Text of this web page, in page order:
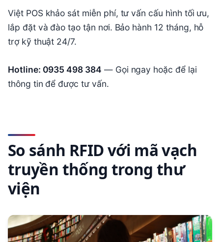
Việt POS khảo sát miễn phí, tư vấn cấu hình tối ưu,
lắp đặt và đào tạo tận nơi. Bảo hành 12 tháng, hỗ
trợ kỹ thuật 24/7.
Hotline: 0935 498 384 — Gọi ngay hoặc để lại
thông tin để được tư vấn.
So sánh RFID với mã vạch
truyền thống trong thư
viện